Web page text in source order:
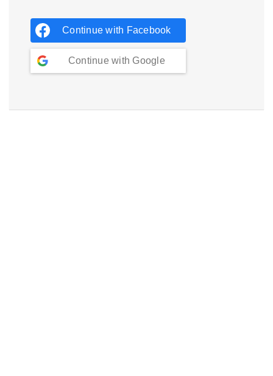
Continue with Facebook
Continue with Google